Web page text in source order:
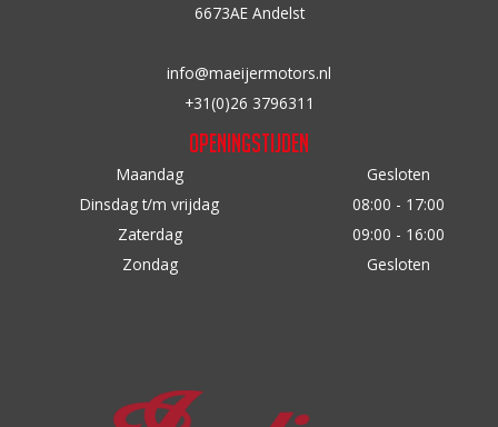
6673AE Andelst
info@maeijermotors.nl
+31(0)26 3796311
Openingstijden
Maandag
Gesloten
Dinsdag t/m vrijdag
08:00 - 17:00
Zaterdag
09:00 - 16:00
Zondag
Gesloten